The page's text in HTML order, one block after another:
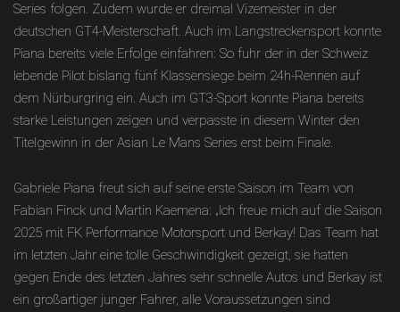
Series folgen. Zudem wurde er dreimal Vizemeister in der
deutschen GT4-Meisterschaft. Auch im Langstreckensport konnte
Piana bereits viele Erfolge einfahren: So fuhr der in der Schweiz
lebende Pilot bislang fünf Klassensiege beim 24h-Rennen auf
dem Nürburgring ein. Auch im GT3-Sport konnte Piana bereits
starke Leistungen zeigen und verpasste in diesem Winter den
Titelgewinn in der Asian Le Mans Series erst beim Finale.
Gabriele Piana freut sich auf seine erste Saison im Team von
Fabian Finck und Martin Kaemena: „Ich freue mich auf die Saison
2025 mit FK Performance Motorsport und Berkay! Das Team hat
im letzten Jahr eine tolle Geschwindigkeit gezeigt, sie hatten
gegen Ende des letzten Jahres sehr schnelle Autos und Berkay ist
ein großartiger junger Fahrer, alle Voraussetzungen sind